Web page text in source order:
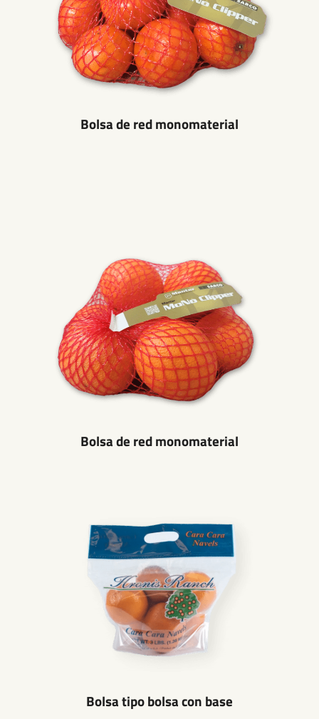
Bolsa de red monomaterial
Bolsa de red monomaterial
Bolsa tipo bolsa con base